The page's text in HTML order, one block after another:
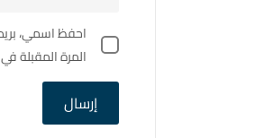
احفظ اسمي،
المرة المقبلة